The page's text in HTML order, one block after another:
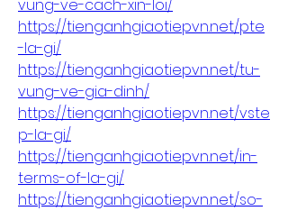
vung-ve-cach-xin-loi/
https://tienganhgiaotiepvn.net/pte
-la-gi/
https://tienganhgiaotiepvn.net/tu-
vung-ve-gia-dinh/
https://tienganhgiaotiepvn.net/vste
p-la-gi/
https://tienganhgiaotiepvn.net/in-
terms-of-la-gi/
https://tienganhgiaotiepvn.net/so-